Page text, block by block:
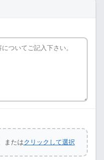
またはクリックして選択